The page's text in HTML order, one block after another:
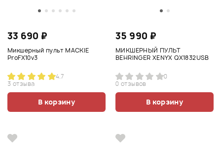
33 690 ₽
Микшерный пульт MACKIE
ProFX10v3
4.7
3 отзыва
В корзину
35 990 ₽
МИКШЕРНЫЙ ПУЛЬТ
BEHRINGER XENYX QX1832USB
0
0 отзывов
В корзину